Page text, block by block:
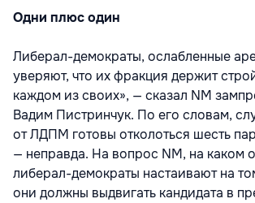
Одни плюс один
Либерал-демократы, ослабленные
уверяют, что их фракция держит
каждом из своих», — сказал NM
Вадим Пистринчук. По его словам,
от ЛДПМ готовы отколоться шесть
— неправда. На вопрос NM, на каком
либерал-демократы настаивают на
они должны выдвигать кандидата в